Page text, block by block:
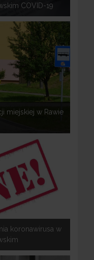
COVID-19
miejskiej w Rawie
koronawirusa w